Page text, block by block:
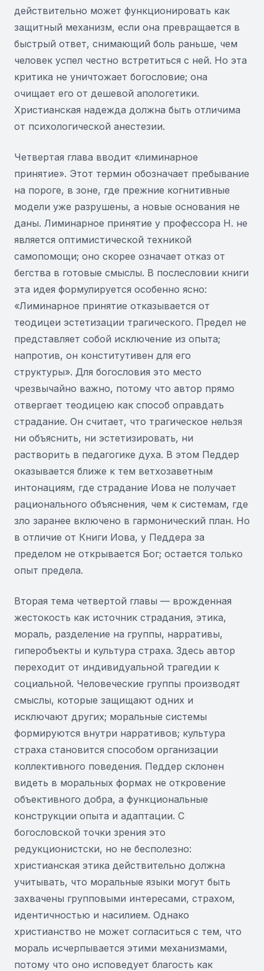
действительно может функционировать как
защитный механизм, если она превращается в
быстрый ответ, снимающий боль раньше, чем
человек успел честно встретиться с ней. Но эта
критика не уничтожает богословие; она
очищает его от дешевой апологетики.
Христианская надежда должна быть отличима
от психологической анестезии.
Четвертая глава вводит «лиминарное
принятие». Этот термин обозначает пребывание
на пороге, в зоне, где прежние когнитивные
модели уже разрушены, а новые основания не
даны. Лиминарное принятие у профессора Н. не
является оптимистической техникой
самопомощи; оно скорее означает отказ от
бегства в готовые смыслы. В послесловии книги
эта идея формулируется особенно ясно:
«Лиминарное принятие отказывается от
теодицеи эстетизации трагического. Предел не
представляет собой исключение из опыта;
напротив, он конститутивен для его
структуры». Для богословия это место
чрезвычайно важно, потому что автор прямо
отвергает теодицею как способ оправдать
страдание. Он считает, что трагическое нельзя
ни объяснить, ни эстетизировать, ни
растворить в педагогике духа. В этом Педдер
оказывается ближе к тем ветхозаветным
интонациям, где страдание Иова не получает
рационального объяснения, чем к системам, где
зло заранее включено в гармонический план. Но
в отличие от Книги Иова, у Педдера за
пределом не открывается Бог; остается только
опыт предела.
Вторая тема четвертой главы — врожденная
жестокость как источник страдания, этика,
мораль, разделение на группы, нарративы,
гиперобъекты и культура страха. Здесь автор
переходит от индивидуальной трагедии к
социальной. Человеческие группы производят
смыслы, которые защищают одних и
исключают других; моральные системы
формируются внутри нарративов; культура
страха становится способом организации
коллективного поведения. Педдер склонен
видеть в моральных формах не откровение
объективного добра, а функциональные
конструкции опыта и адаптации. С
богословской точки зрения это
редукционистски, но не бесполезно:
христианская этика действительно должна
учитывать, что моральные языки могут быть
захвачены групповыми интересами, страхом,
идентичностью и насилием. Однако
христианство не может согласиться с тем, что
мораль исчерпывается этими механизмами,
потому что оно исповедует благость как